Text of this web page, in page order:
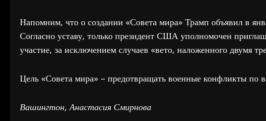
Напомним, что о создании «Совета мира» Трамп объявил в
Согласно уставу, только президент США уполномочен
участие, за исключением случаев «вето, наложенного двумя
Цель «Совета мира» – предотвращать военные конфликты по
Вашингтон, Анастасия Смирнова